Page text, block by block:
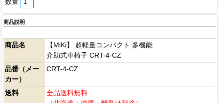
商品説明
商品名
【MiKi】 超軽量コンパクト 多機能
介助式車椅子 CRT-4-CZ
品番（メー
カー）
CRT-4-CZ
送料
全品送料無料